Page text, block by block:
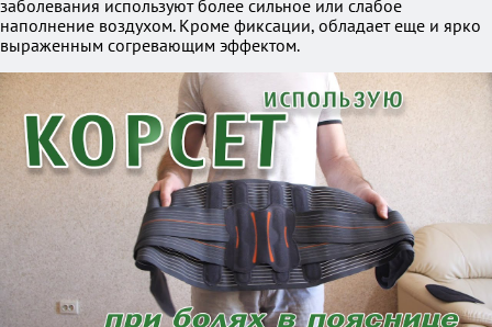
заболевания используют более сильное или слабое
наполнение воздухом. Кроме фиксации, обладает еще и ярко
выраженным согревающим эффектом.